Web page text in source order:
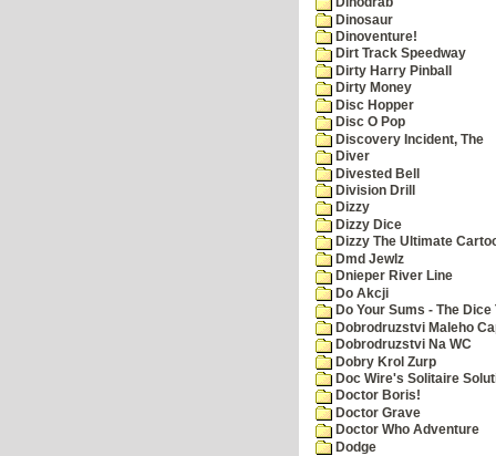
Dinosaur
Dinoventure!
Dirt Track Speedway
Dirty Harry Pinball
Dirty Money
Disc Hopper
Disc O Pop
Discovery Incident, The
Diver
Divested Bell
Division Drill
Dizzy
Dizzy Dice
Dizzy The Ultimate
Dmd Jewlz
Dnieper River Line
Do Akcji
Do Your Sums - The
Dobrodruzstvi Maleho
Dobrodruzstvi Na WC
Dobry Krol Zurp
Doc Wire's Solitaire
Doctor Boris!
Doctor Grave
Doctor Who Adventure
Dodge